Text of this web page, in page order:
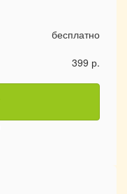
бесплатно
399 р.